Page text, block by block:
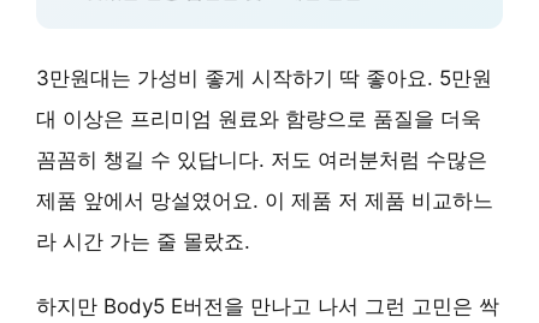
3만원대는 가성비 좋게 시작하기 딱 좋아요. 5만원
대 이상은 프리미엄 원료와 함량으로 품질을 더욱
꼼꼼히 챙길 수 있답니다. 저도 여러분처럼 수많은
제품 앞에서 망설였어요. 이 제품 저 제품 비교하느
라 시간 가는 줄 몰랐죠.
하지만 Body5 E버전을 만나고 나서 그런 고민은 싹